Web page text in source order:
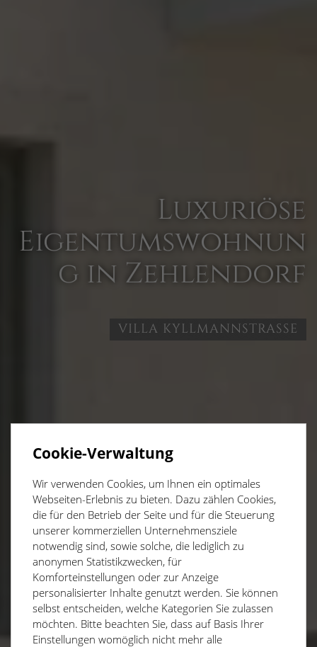
Luxuriöse
Eigentumswohnun
g in Zehlendorf
VILLA KYLLMANNSTRASSE
Cookie-Verwaltung
Wir verwenden Cookies, um Ihnen ein optimales
Webseiten-Erlebnis zu bieten. Dazu zählen Cookies,
die für den Betrieb der Seite und für die Steuerung
unserer kommerziellen Unternehmensziele
notwendig sind, sowie solche, die lediglich zu
anonymen Statistikzwecken, für
Komforteinstellungen oder zur Anzeige
personalisierter Inhalte genutzt werden. Sie können
selbst entscheiden, welche Kategorien Sie zulassen
möchten. Bitte beachten Sie, dass auf Basis Ihrer
Einstellungen womöglich nicht mehr alle